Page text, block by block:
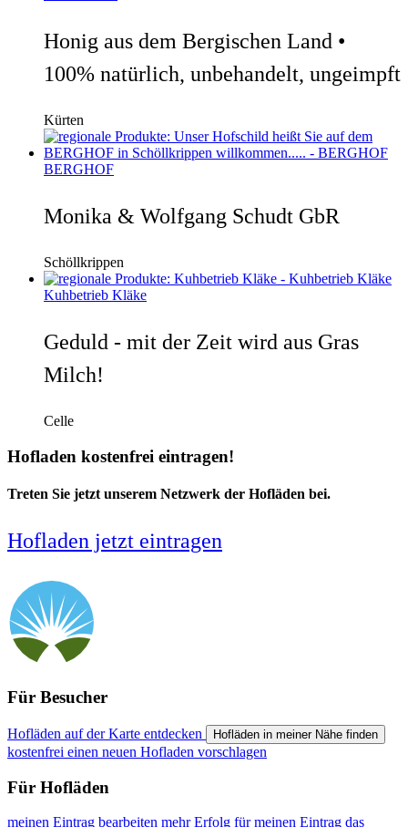
Honig aus dem Bergischen Land •
100% natürlich, unbehandelt, ungeimpft
Kürten
BERGHOF
Monika & Wolfgang Schudt GbR
Schöllkrippen
Kuhbetrieb Kläke
Geduld - mit der Zeit wird aus Gras
Milch!
Celle
Hofladen kostenfrei eintragen!
Treten Sie jetzt unserem Netzwerk der Hofläden bei.
Hofladen jetzt eintragen
Für Besucher
Hofläden auf der Karte entdecken Hofläden in meiner Nähe finden
kostenfrei einen neuen Hofladen vorschlagen
Für Hofläden
meinen Eintrag bearbeiten mehr Erfolg für meinen Eintrag das